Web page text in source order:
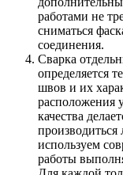
работами не
сниматься
соединения.
Сварка
определяется
швов и их
расположения
качества
используем
работы